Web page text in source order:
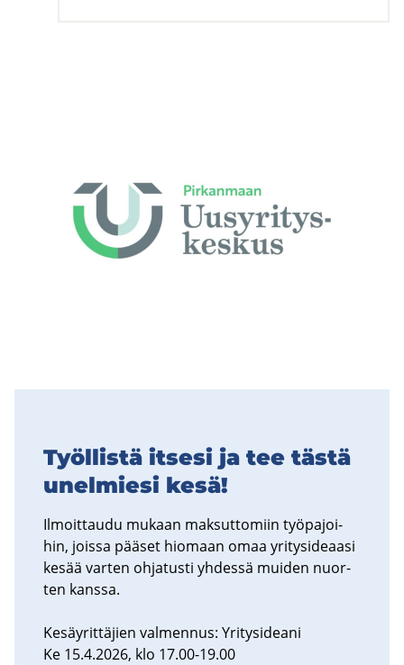
Työl­lis­tä it­se­si ja tee tästä
unel­mie­si kesä!
Il­moit­tau­du mu­kaan mak­sut­to­miin työ­pa­joi­
hin, jois­sa pää­set hio­maan omaa yri­ty­si­de­aa­si
kesää var­ten oh­ja­tus­ti yh­des­sä mui­den nuor­
ten kans­sa.
Ke­säy­rit­tä­jien val­men­nus: Yri­tys­idea­ni
Ke 15.4.2026, klo 17.00-19.00